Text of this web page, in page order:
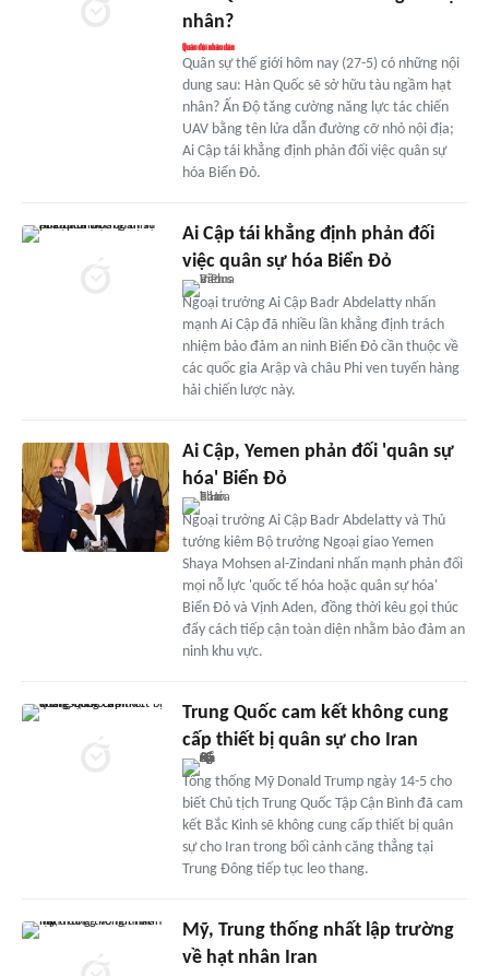
nhân?
Quân sự thế giới hôm nay (27-5) có những nội
dung sau: Hàn Quốc sẽ sở hữu tàu ngầm hạt
nhân? Ấn Độ tăng cường năng lực tác chiến
UAV bằng tên lửa dẫn đường cỡ nhỏ nội địa;
Ai Cập tái khẳng định phản đối việc quân sự
hóa Biển Đỏ.
Ai Cập tái khẳng định phản đối
việc quân sự hóa Biển Đỏ
Ngoại trưởng Ai Cập Badr Abdelatty nhấn
mạnh Ai Cập đã nhiều lần khẳng định trách
nhiệm bảo đảm an ninh Biển Đỏ cần thuộc về
các quốc gia Arập và châu Phi ven tuyến hàng
hải chiến lược này.
Ai Cập, Yemen phản đối 'quân sự
hóa' Biển Đỏ
Ngoại trưởng Ai Cập Badr Abdelatty và Thủ
tướng kiêm Bộ trưởng Ngoại giao Yemen
Shaya Mohsen al-Zindani nhấn mạnh phản đối
mọi nỗ lực 'quốc tế hóa hoặc quân sự hóa'
Biển Đỏ và Vịnh Aden, đồng thời kêu gọi thúc
đẩy cách tiếp cận toàn diện nhằm bảo đảm an
ninh khu vực.
Trung Quốc cam kết không cung
cấp thiết bị quân sự cho Iran
Tổng thống Mỹ Donald Trump ngày 14-5 cho
biết Chủ tịch Trung Quốc Tập Cận Bình đã cam
kết Bắc Kinh sẽ không cung cấp thiết bị quân
sự cho Iran trong bối cảnh căng thẳng tại
Trung Đông tiếp tục leo thang.
Mỹ, Trung thống nhất lập trường
về hạt nhân Iran